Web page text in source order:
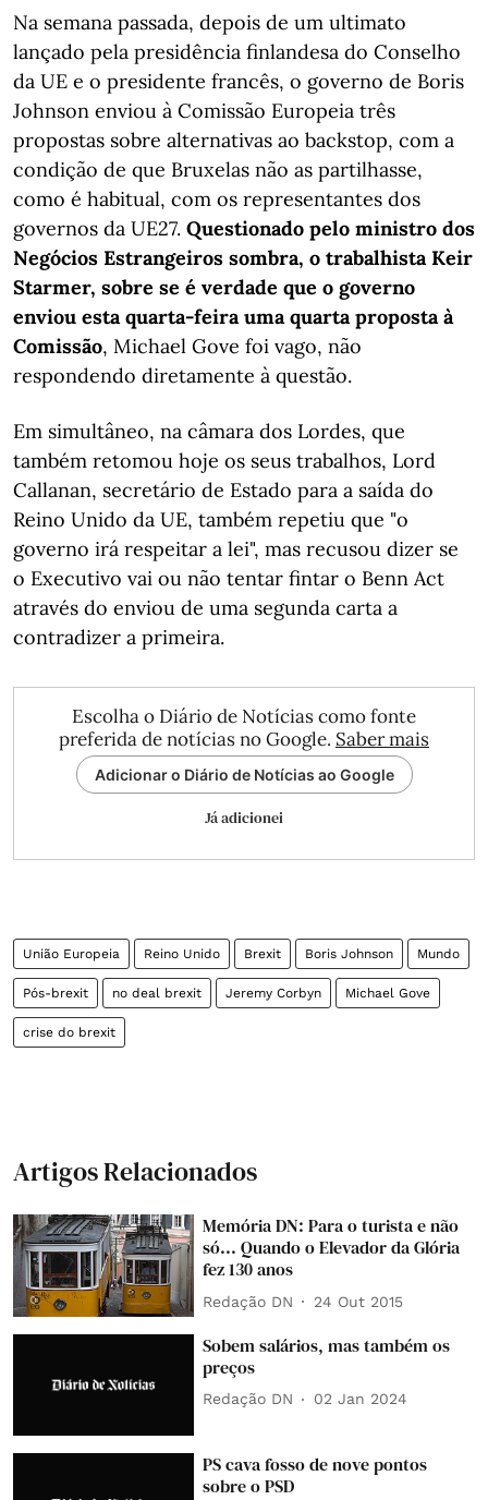
Na semana passada, depois de um ultimato
lançado pela presidência finlandesa do Conselho
da UE e o presidente francês, o governo de Boris
Johnson enviou à Comissão Europeia três
propostas sobre alternativas ao backstop, com a
condição de que Bruxelas não as partilhasse,
como é habitual, com os representantes dos
governos da UE27. Questionado pelo ministro dos
Negócios Estrangeiros sombra, o trabalhista Keir
Starmer, sobre se é verdade que o governo
enviou esta quarta-feira uma quarta proposta à
Comissão, Michael Gove foi vago, não
respondendo diretamente à questão.
Em simultâneo, na câmara dos Lordes, que
também retomou hoje os seus trabalhos, Lord
Callanan, secretário de Estado para a saída do
Reino Unido da UE, também repetiu que "o
governo irá respeitar a lei", mas recusou dizer se
o Executivo vai ou não tentar fintar o Benn Act
através do enviou de uma segunda carta a
contradizer a primeira.
Escolha o Diário de Notícias como fonte
preferida de notícias no Google. Saber mais
Adicionar o Diário de Notícias ao Google
Já adicionei
União Europeia Reino Unido Brexit Boris Johnson Mundo
Pós-brexit no deal brexit Jeremy Corbyn Michael Gove
crise do brexit
Artigos Relacionados
Memória DN: Para o turista e não
só... Quando o Elevador da Glória
fez 130 anos
Redação DN 24 Out 2015
Sobem salários, mas também os
preços
Redação DN 02 Jan 2024
PS cava fosso de nove pontos
sobre o PSD